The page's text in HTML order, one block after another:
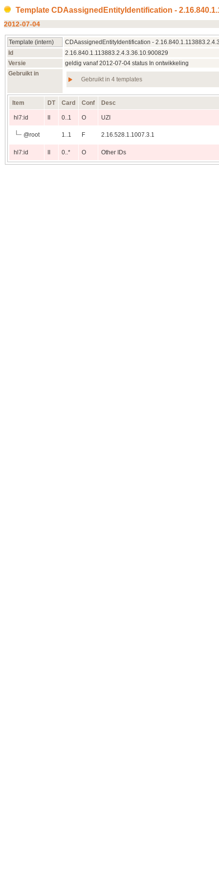
Template CDAassignedEntityIdentification -
2012‑07‑04
Template (intern)
CDAassignedEntityIdentification -
Id
2.16.840.1.113883.2.4.3.36.10.900829
Versie
geldig vanaf 2012‑07‑04 status In ontwikkeling
Gebruikt in
Gebruikt in 4 templates
Item DT Card Conf Desc
hl7:id 0..1 O UZI
@root 1..1 F 2.16.528.1.1007.3.1
hl7:id 0..* O Other IDs